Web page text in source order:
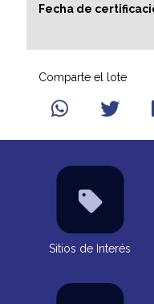
Fecha de
Comparte el lote
Sitios de Interés